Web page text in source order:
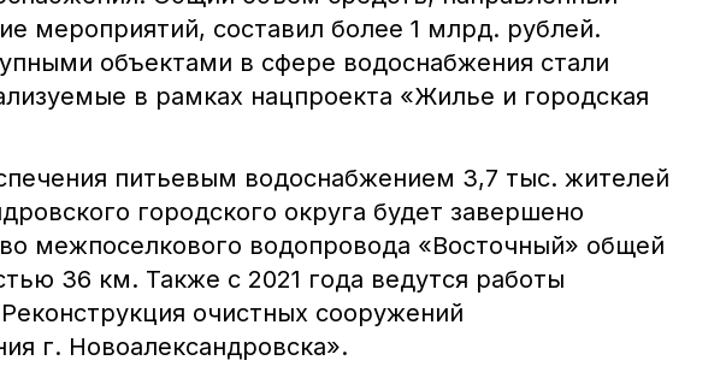
мероприятий, составил более 1 млрд. рублей.
объектами в сфере водоснабжения стали
в рамках нацпроекта «Жилье и городская
питьевым водоснабжением 3,7 тыс. жителей
городского округа будет завершено
межпоселкового водопровода «Восточный» общей
36 км. Также с 2021 года ведутся работы
очистных сооружений
г. Новоалександровска».